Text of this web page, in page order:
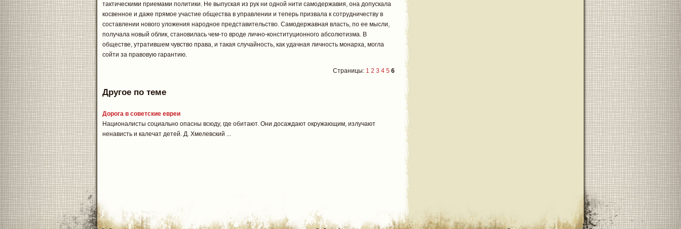
тактическими приемами политики. Не выпуская из рук ни одной нити самодержавия, она допускала
косвенное и даже прямое участие общества в управлении и теперь призвала к сотрудничеству в
составлении нового уложения народное представительство. Самодержавная власть, по ее мысли,
получала новый облик, становилась чем-то вроде лично-конституционного абсолютизма. В
обществе, утратившем чувство права, и такая случайность, как удачная личность монарха, могла
сойти за правовую гарантию.
Страницы: 1 2 3 4 5 6
Другое по теме
Дорога в советские евреи
Националисты социально опасны всюду, где обитают. Они досаждают окружающим, излучают
ненависть и калечат детей. Д. Хмелевский ...